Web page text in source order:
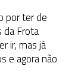
por ter de
da Frota
ir, mas já
e agora não